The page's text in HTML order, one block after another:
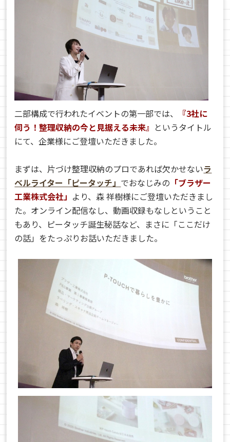
二部構成で行われたイベントの第一部では、
『3社に
伺う！整理収納の今と見据える未来』 というタイトル
にて、企業様にご登壇いただきました。
まずは、片づけ整理収納のプロであれば欠かせないラ
ベルライター「ピータッチ」 でおなじみの 「ブラザー
工業株式会社」 より、森 祥樹様にご登壇いただきまし
た。オンライン配信なし、動画収録もなしということ
もあり、ピータッチ誕生秘話など、まさに「ここだけ
の話」をたっぷりお話いただきました。